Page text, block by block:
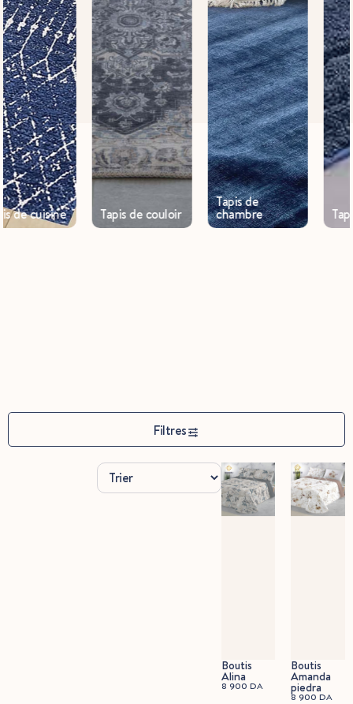
Tapis de couloir chambre Tapis de bain
Filtres
Boutis
Alina
8 900 DA
Boutis
Amanda
piedra
8 900DA